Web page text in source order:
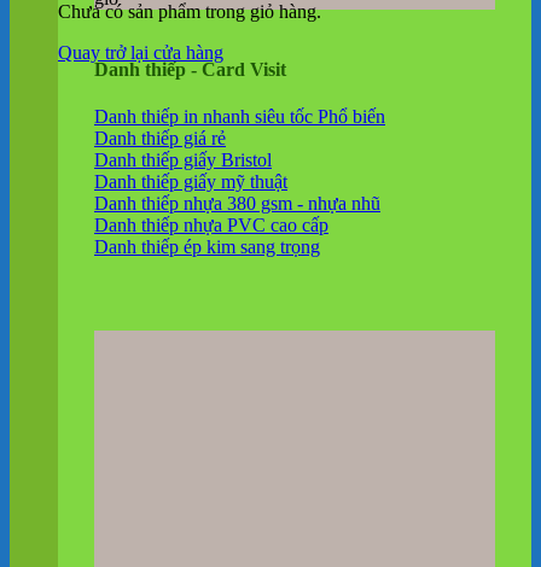
Chưa có sản phẩm trong giỏ hàng.
Quay trở lại cửa hàng
Danh thiếp - Card Visit
Danh thiếp in nhanh siêu tốc
Danh thiếp giá rẻ
Danh thiếp giấy Bristol
Danh thiếp giấy mỹ thuật
Danh thiếp nhựa 380 gsm - nhựa nhũ
Danh thiếp nhựa PVC cao cấp
Danh thiếp ép kim sang trọng